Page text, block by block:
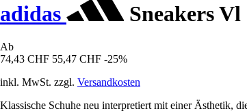
adidas Sneakers
Ab
74,43 CHF 55,47 CHF -25%
inkl. MwSt. zzgl. Versandkosten
Klassische Schuhe neu interpretiert mit einer Ästhetik,